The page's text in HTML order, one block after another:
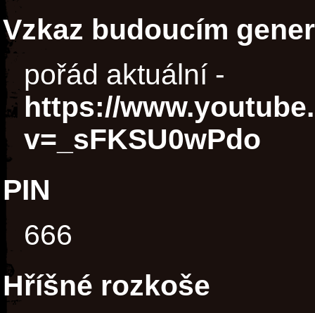
Vzkaz budoucím
pořád aktuální -
https://
v=_sFKSU0wPdo
PIN
666
Hříšné rozkoše